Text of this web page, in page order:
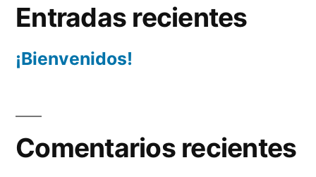
Entradas recientes
¡Bienvenidos!
Comentarios recientes